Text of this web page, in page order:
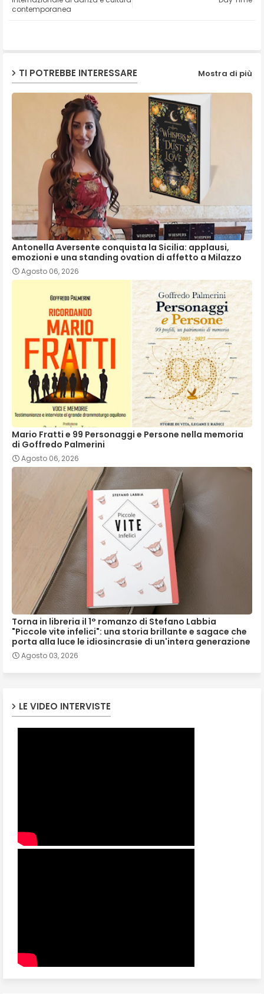
contemporanea
TI POTREBBE INTERESSARE Mostra di più
Antonella Aversente conquista la Sicilia: applausi,
emozioni e una standing ovation di affetto a Milazzo
Agosto 06, 2026
Mario Fratti e 99 Personaggi e Persone nella memoria
di Goffredo Palmerini
Agosto 06, 2026
Torna in libreria il 1° romanzo di Stefano Labbia
"Piccole vite infelici": una storia brillante e sagace che
porta alla luce le idiosincrasie di un'intera generazione
Agosto 03, 2026
LE VIDEO INTERVISTE